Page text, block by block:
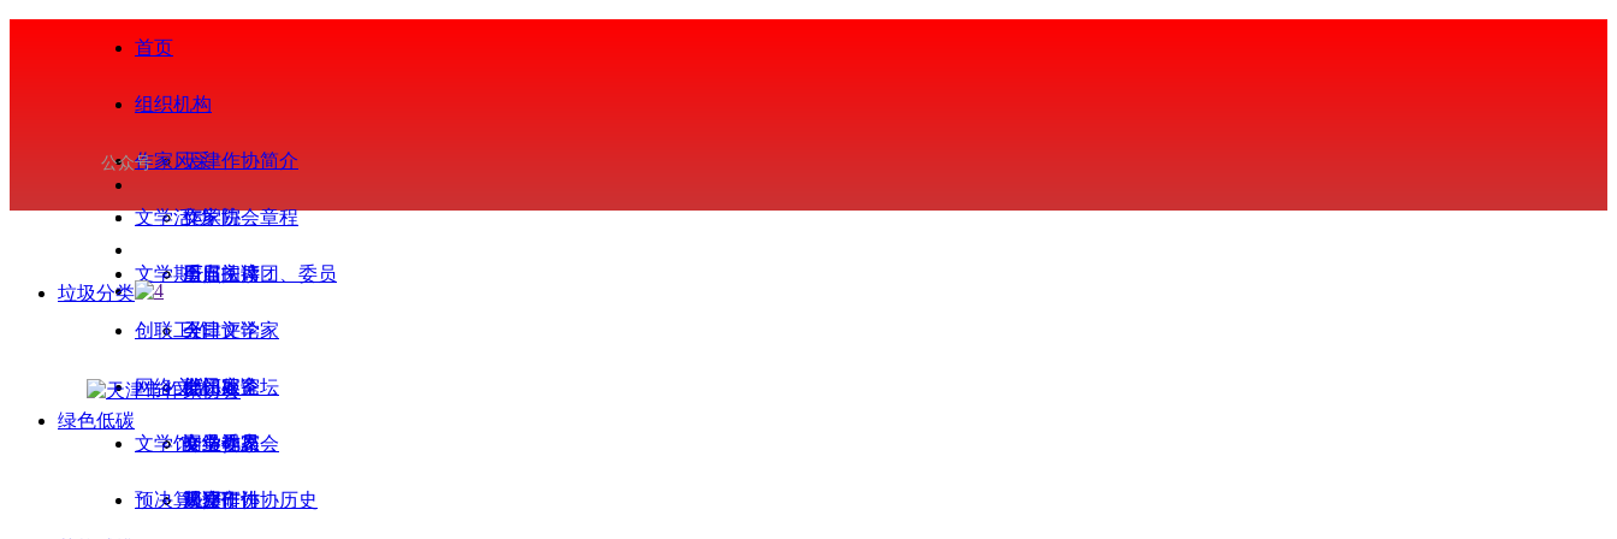
首页
组织机构
天津作协简介
作家协会章程
历届主席团、委员
会
部门处室
专业委员会
天津市作协历史
作家风采
文学院
重点扶持
文学活动
今日阅读
今日评论家
批评家论坛
文学视界
文学期刊
天津文学
创联工作
会员服务
会员动态
基层作协
网络文学
网络作家
观察研讨
文学馆
简介
预决算公开
公众号
垃圾分类
绿色低碳